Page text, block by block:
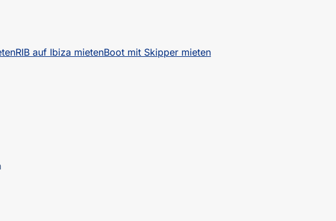
RIB auf Ibiza mietenBoot mit Skipper mieten